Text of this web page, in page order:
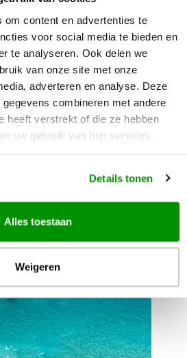
om content en advertenties te
voor social media te bieden en
te analyseren. Ook delen we
van onze site met onze
adverteren en analyse. Deze
combineren met andere
heeft verstrekt of die ze hebben
uw gebruik van hun services.
Details tonen
Alles toestaan
Weigeren
tweede grootste eiland van Fiji,
Het landschap wordt
bergen begroeid met een dicht